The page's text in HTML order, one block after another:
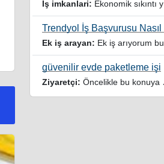
İş imkanlari: Ekonomik sıkıntı yaşayan dar gelirli ailelere özellikle evde iş imkanı sağlayan bu durumdan istifade eden ev hanımlarına büyük bir nimet çalışmak ev Ekonomisine benim gibi destek olmak isteyenler sağlam güvenilir sitelere rağbet etsin her ilan yada reklam doğru adres olmayabiliyor arkadaşlar, bu alanda bize yol gösteren yardımcı olan doğru şekilde yönlendiren sayfaya teşekkür ederim elinize emeklerine sağlık
Ek iş arayan: Ek iş arıyorum burdaki yazıları tek tek okudum faydalı iş imkanları var tsk let
güvenilir evde paketleme işi
Ziyaretçi: Öncelikle bu konuya değindiğiz için teşekkür ederim maalesef bu tarzda yazılarla inanıp aldanan ve dolandirilan insanlar oluyor, o yüzden bu sektörlerde işini hakkıyla yapan siteler ve sayfalara itibar edilmeli,üç beş demeden ek gelir ile evine destek olmayan iyi niyetli insanlarında iyi niyetleri suistimal edilmemeli,sayfanızın geniş kitlelere doğru ve gerçek adresten ulaşması temennisiyle kolaylıklar dilerim..